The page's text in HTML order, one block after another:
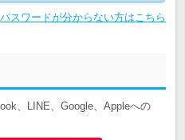
パスワードが分からない方はこちら
、LINE、Google、Appleへの